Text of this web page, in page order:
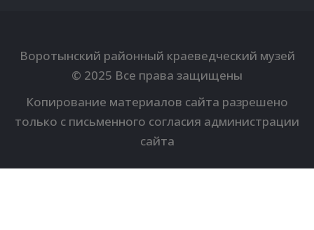
Воротынский районный краеведческий музей
© 2025 Все права защищены
Копирование материалов сайта разрешено
только с письменного согласия администрации
сайта